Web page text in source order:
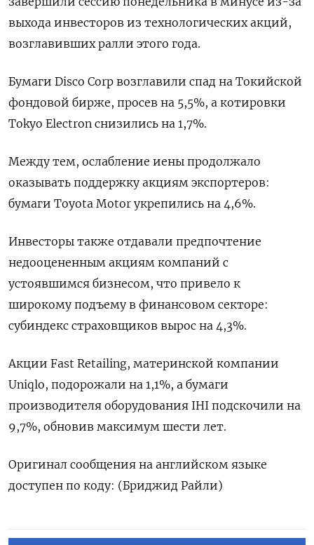
выхода инвесторов из технологических акций,
возглавивших ралли этого года.
Бумаги Disco Corp возглавили спад на Токийской
фондовой бирже, просев на 5,5%, а котировки
Tokyo Electron снизились на 1,7%.
Между тем, ослабление иены продолжало
оказывать поддержку акциям экспортеров:
бумаги Toyota Motor укрепились на 4,6%.
Инвесторы также отдавали предпочтение
недооцененным акциям компаний с
устоявшимся бизнесом, что привело к
широкому подъему в финансовом секторе:
субиндекс страховщиков вырос на 4,3%.
Акции Fast Retailing, материнской компании
Uniqlo, подорожали на 1,1%, а бумаги
производителя оборудования IHI подскочили на
9,7%, обновив максимум шести лет.
Оригинал сообщения на английском языке
доступен по коду: (Бриджид Райли)